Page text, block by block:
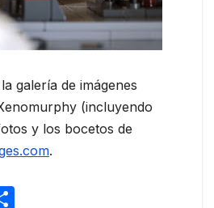
galería de imágenes
(incluyendo
y los bocetos de
.